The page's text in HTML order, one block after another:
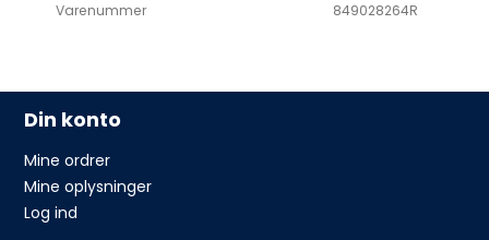
Varenummer
849028264R
Din konto
Mine ordrer
Mine oplysninger
Log ind